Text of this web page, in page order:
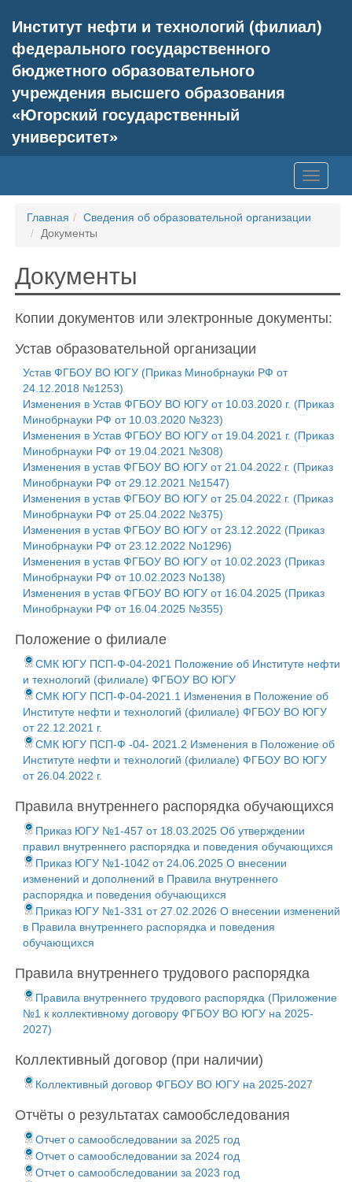
Институт нефти и технологий (филиал)
федерального государственного
бюджетного образовательного
учреждения высшего образования
«Югорский государственный
университет»
Главная
Сведения об образовательной организации
Документы
Документы
Копии документов или электронные документы:
Устав образовательной организации
Устав ФГБОУ ВО ЮГУ (Приказ Минобрнауки РФ от
24.12.2018 №1253)
Изменения в Устав ФГБОУ ВО ЮГУ от 10.03.2020 г. (Приказ
Минобрнауки РФ от 10.03.2020 №323)
Изменения в Устав ФГБОУ ВО ЮГУ от 19.04.2021 г. (Приказ
Минобрнауки РФ от 19.04.2021 №308)
Изменения в устав ФГБОУ ВО ЮГУ от 21.04.2022 г. (Приказ
Минобрнауки РФ от 29.12.2021 №1547)
Изменения в устав ФГБОУ ВО ЮГУ от 25.04.2022 г. (Приказ
Минобрнауки РФ от 25.04.2022 №375)
Изменения в устав ФГБОУ ВО ЮГУ от 23.12.2022 (Приказ
Минобрнауки РФ от 23.12.2022 No1296)
Изменения в устав ФГБОУ ВО ЮГУ от 10.02.2023 (Приказ
Минобрнауки РФ от 10.02.2023 No138)
Изменения в устав ФГБОУ ВО ЮГУ от 16.04.2025 (Приказ
Минобрнауки РФ от 16.04.2025 №355)
Положение о филиале
СМК ЮГУ ПСП-Ф-04-2021 Положение об Институте нефти
и технологий (филиале) ФГБОУ ВО ЮГУ
СМК ЮГУ ПСП-Ф-04-2021.1 Изменения в Положение об
Институте нефти и технологий (филиале) ФГБОУ ВО ЮГУ
от 22.12.2021 г.
СМК ЮГУ ПСП-Ф -04- 2021.2 Изменения в Положение об
Институте нефти и технологий (филиале) ФГБОУ ВО ЮГУ
от 26.04.2022 г.
Правила внутреннего распорядка обучающихся
Приказ ЮГУ №1-457 от 18.03.2025 Об утверждении
правил внутреннего распорядка и поведения обучающихся
Приказ ЮГУ №1-1042 от 24.06.2025 О внесении
изменений и дополнений в Правила внутреннего
распорядка и поведения обучающихся
Приказ ЮГУ №1-331 от 27.02.2026 О внесении изменений
в Правила внутреннего распорядка и поведения
обучающихся
Правила внутреннего трудового распорядка
Правила внутреннего трудового распорядка (Приложение
№1 к коллективному договору ФГБОУ ВО ЮГУ на 2025-
2027)
Коллективный договор (при наличии)
Коллективный договор ФГБОУ ВО ЮГУ на 2025-2027
Отчёты о результатах самообследования
Отчет о самообследовании за 2025 год
Отчет о самообследовании за 2024 год
Отчет о самообследовании за 2023 год